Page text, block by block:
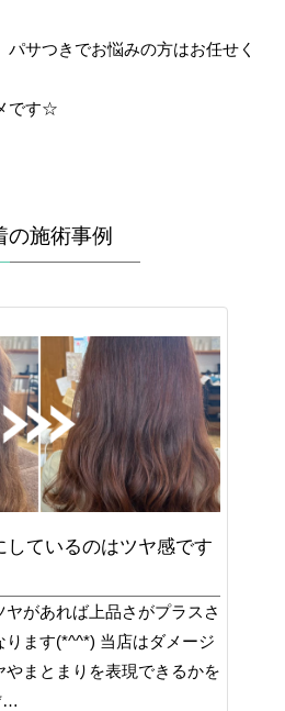
パサつきでお悩みの方はお任せく
です☆
の施術事例
しているのはツヤ感です
ヤがあれば上品さがプラスさ
ます(*^^*) 当店はダメージ
やまとまりを表現できるかを